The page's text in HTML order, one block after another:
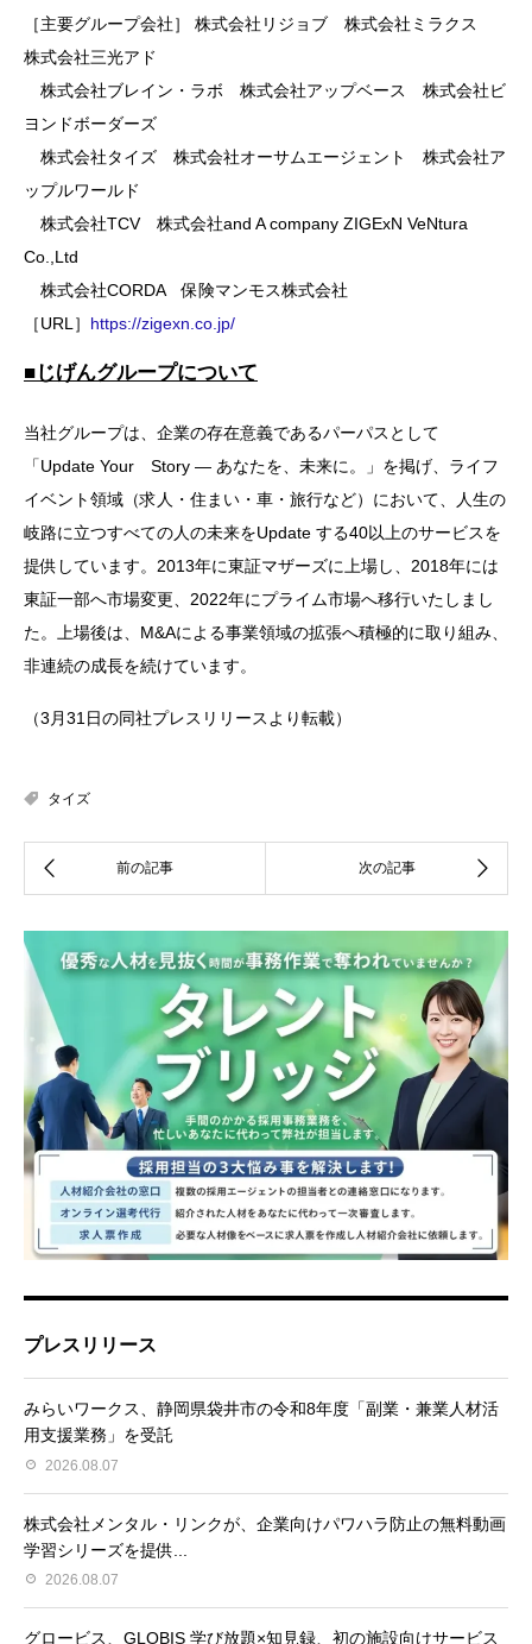
［主要グループ会社］ 株式会社リジョブ 株式会社ミラクス
株式会社三光アド
株式会社ブレイン・ラボ 株式会社アップベース 株式会社ビ
ヨンドボーダーズ
株式会社タイズ 株式会社オーサムエージェント 株式会社ア
ップルワールド
株式会社TCV 株式会社and A company ZIGExN VeNtura
Co.,Ltd
株式会社CORDA 保険マンモス株式会社
［URL］ https://zigexn.co.jp/
■じげんグループについて
当社グループは、企業の存在意義であるパーパスとして
「Update Your Story ― あなたを、未来に。」を掲げ、ライフ
イベント領域（求人・住まい・車・旅行など）において、人生の
岐路に立つすべての人の未来をUpdate する40以上のサービスを
提供しています。2013年に東証マザーズに上場し、2018年には
東証一部へ市場変更、2022年にプライム市場へ移行いたしまし
た。上場後は、M&Aによる事業領域の拡張へ積極的に取り組み、
非連続の成長を続けています。
（3月31日の同社プレスリリースより転載）
タイズ
プレスリリース
みらいワークス、静岡県袋井市の令和8年度「副業・兼業人材活
用支援業務」を受託
2026.08.07
株式会社メンタル・リンクが、企業向けパワハラ防止の無料動画
学習シリーズを提供...
2026.08.07
グロービス、GLOBIS 学び放題×知見録、初の施設向けサービス